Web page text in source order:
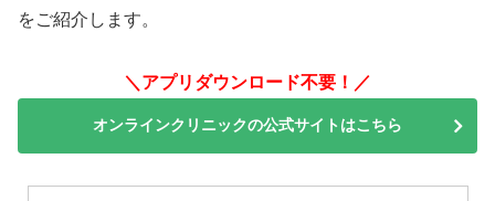
をご紹介します。
＼アプリダウンロード不要！／
オンラインクリニックの公式サイトはこちら